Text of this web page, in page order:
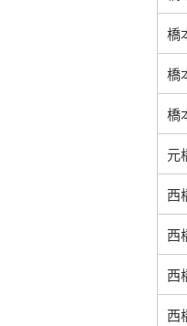
橋
橋
橋
元
西
西
西
西